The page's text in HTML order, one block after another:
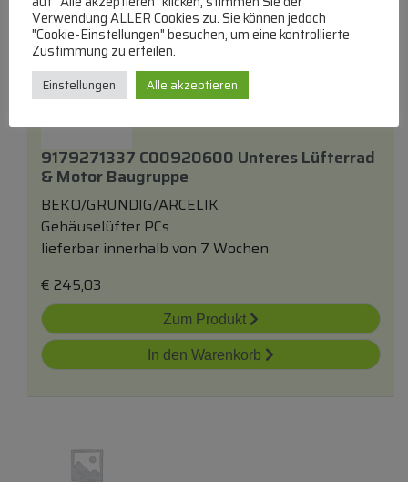
9179271337 C00920600 Unteres Lüfterrad
& Motor Baugruppe
BEKO/GRUNDIG/ARCELIK
Gehäuselüfter PCs
lieferbar innerhalb von 7 Wochen
€ 245,03
Zum Produkt
In den Warenkorb
Verwendung ALLER Cookies zu. Sie können jedoch
"Cookie-Einstellungen" besuchen, um eine kontrollierte
Zustimmung zu erteilen.
Einstellungen Alle akzeptieren